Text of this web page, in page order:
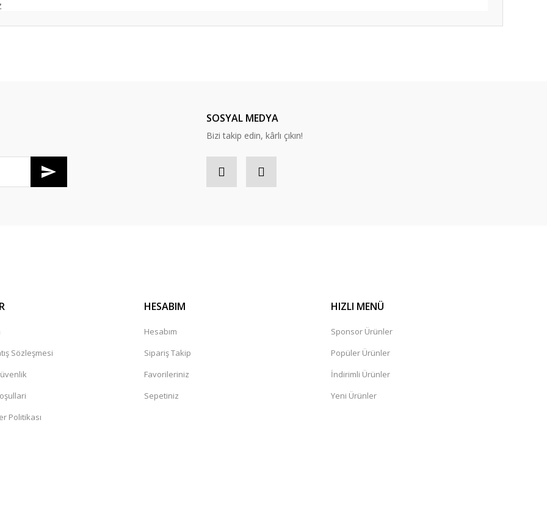
SOSYAL MEDYA
Bizi takip edin, kârlı çıkın!
Sözleşmesi
Politikası
HESABIM
Hesabım
Sipariş Takip
Favorileriniz
Sepetiniz
HIZLI MENÜ
Sponsor Ürünler
Popüler Ürünler
İndirimli Ürünler
Yeni Ürünler